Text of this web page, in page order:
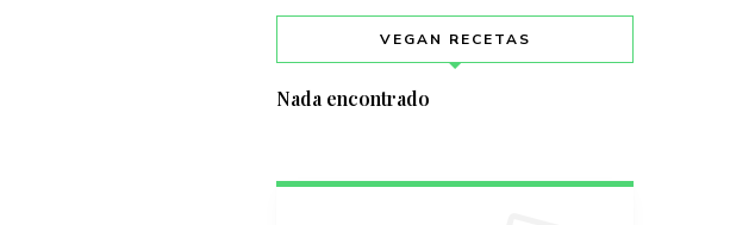
VEGAN RECETAS
Nada encontrado